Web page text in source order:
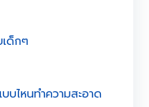
เด็กๆ
บไหนทำความสะอาด